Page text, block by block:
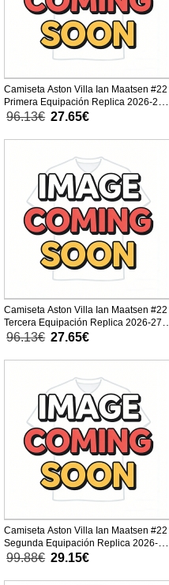
Camiseta Aston Villa Ian Maatsen #22
Primera Equipación Replica 2026-27
para niños mangas cortas (+
96.13€ 27.65€
Camiseta Aston Villa Ian Maatsen #22
Tercera Equipación Replica 2026-27
para niños mangas cortas (+
96.13€ 27.65€
Camiseta Aston Villa Ian Maatsen #22
Segunda Equipación Replica 2026-27
mangas cortas
99.88€ 29.15€